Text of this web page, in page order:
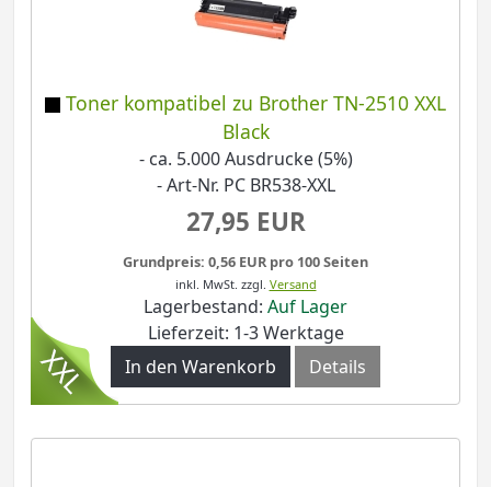
Toner kompatibel zu Brother TN-2510 XXL
Black
- ca. 5.000 Ausdrucke (5%)
- Art-Nr. PC BR538-XXL
27,95 EUR
Grundpreis: 0,56 EUR pro 100 Seiten
inkl. MwSt. zzgl. Versand
Lagerbestand: Auf Lager
Lieferzeit: 1-3 Werktage
In den Warenkorb
Details